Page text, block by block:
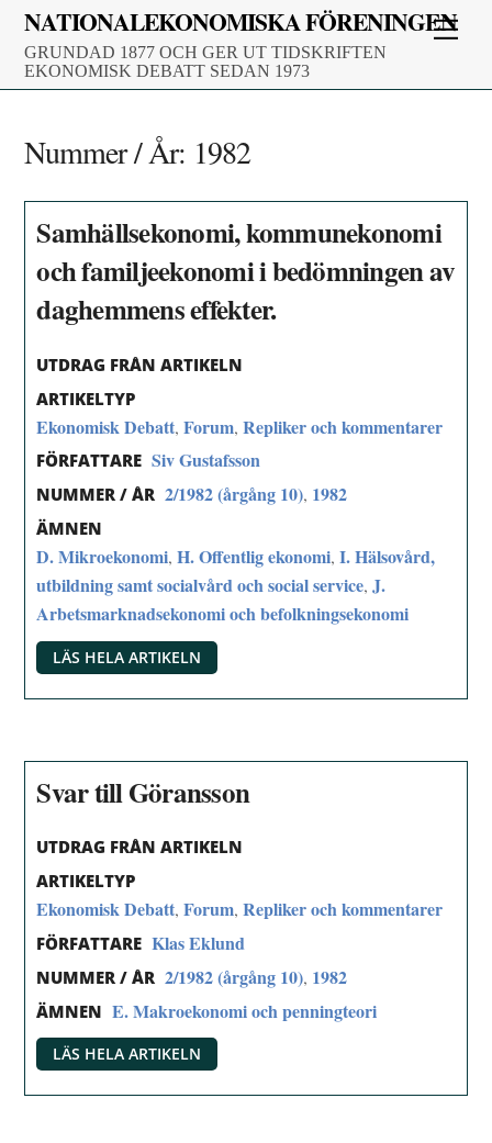
Skip
content
NATIONALEKONOMISKA FÖRENINGEN
GRUNDAD 1877 OCH GER UT TIDSKRIFTEN
EKONOMISK DEBATT SEDAN 1973
Nummer / År: 1982
Samhällsekonomi, kommunekonomi
och familjeekonomi i bedömningen av
daghemmens effekter.
UTDRAG FRÅN ARTIKELN
ARTIKELTYP
Ekonomisk Debatt,Forum,Repliker och kommentarer
FÖRFATTARE Siv Gustafsson
NUMMER / ÅR 2/1982 (årgång 10), 1982
ÄMNEN
D. Mikroekonomi,H. Offentlig ekonomi,I. Hälsovård,
utbildning samt socialvård och social service,J.
Arbetsmarknadsekonomi och befolkningsekonomi
LÄS HELA ARTIKELN
Svar till Göransson
UTDRAG FRÅN ARTIKELN
ARTIKELTYP
Ekonomisk Debatt,Forum,Repliker och kommentarer
FÖRFATTARE Klas Eklund
NUMMER / ÅR 2/1982 (årgång 10), 1982
ÄMNEN E. Makroekonomi och penningteori
LÄS HELA ARTIKELN